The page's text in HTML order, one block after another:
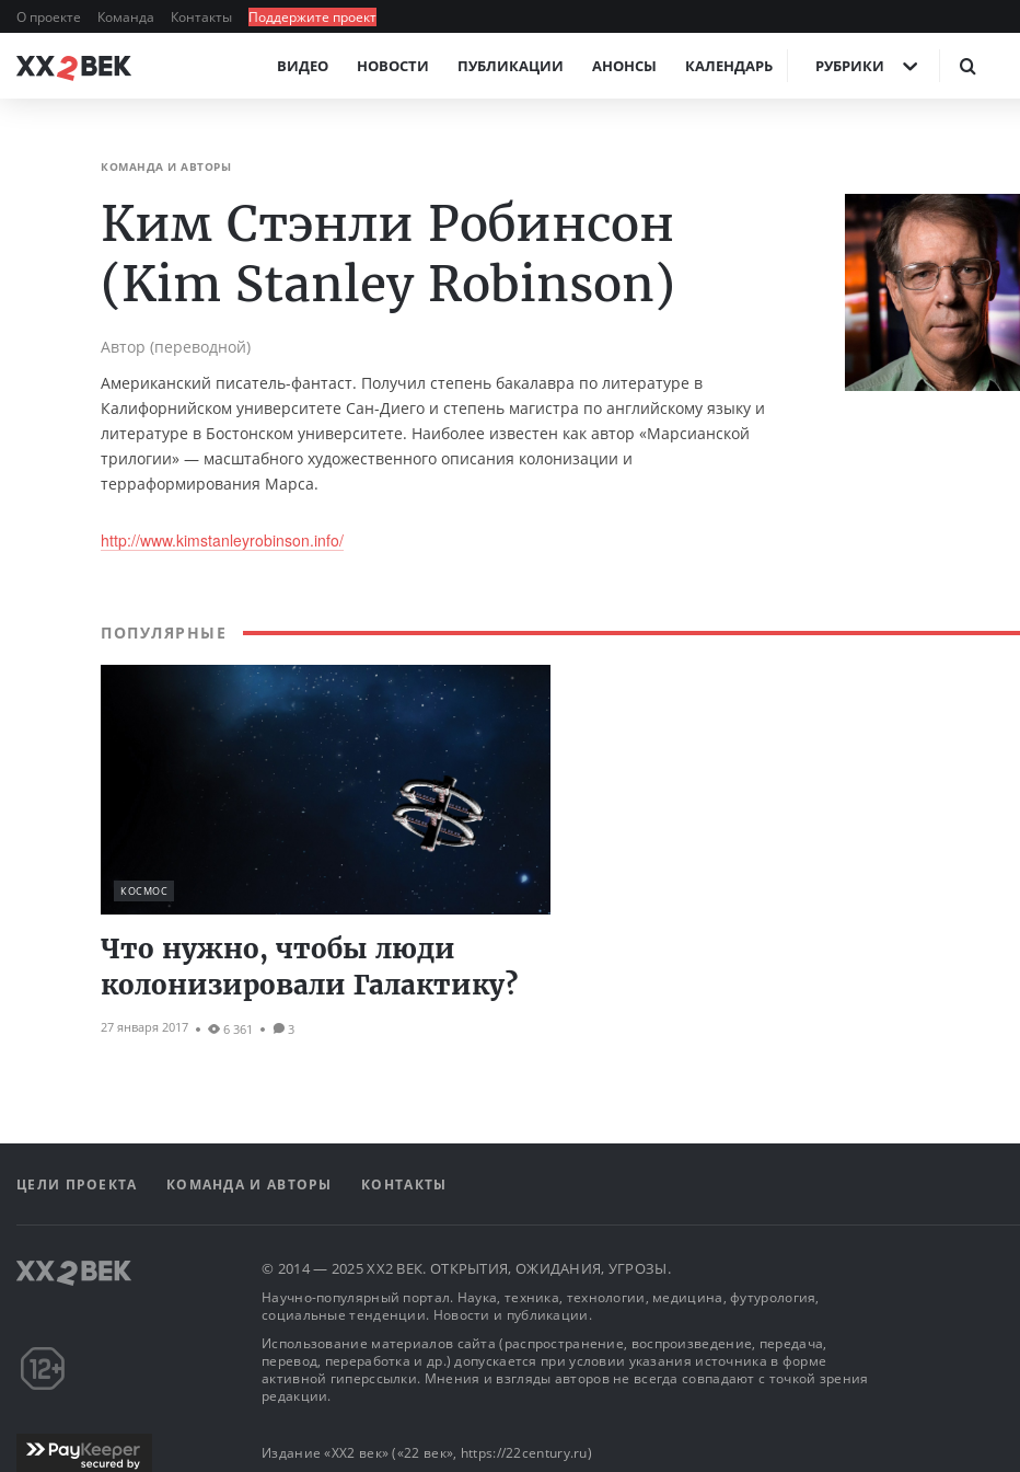
О проекте Команда Контакты Поддержите проект
ВИДЕО НОВОСТИ ПУБЛИКАЦИИ АНОНСЫ КАЛЕНДАРЬ РУБРИКИ
КОМАНДА И АВТОРЫ
Ким Стэнли Робинсон
(Kim Stanley Robinson)
Автор (переводной)
Американский писатель-фантаст. Получил степень бакалавра по литературе в
Калифорнийском университете Сан-Диего и степень магистра по английскому языку и
литературе в Бостонском университете. Наиболее известен как автор «Марсианской
трилогии» — масштабного художественного описания колонизации и
терраформирования Марса.
http://www.kimstanleyrobinson.info/
ПОПУЛЯРНЫЕ
КОСМОС
Что нужно, чтобы люди
колонизировали Галактику?
27 января 2017 6 361 3
ЦЕЛИ ПРОЕКТА КОМАНДА И АВТОРЫ КОНТАКТЫ
© 2014 — 2025 XX2 ВЕК. ОТКРЫТИЯ, ОЖИДАНИЯ, УГРОЗЫ.
Научно-популярный портал. Наука, техника, технологии, медицина, футурология,
социальные тенденции. Новости и публикации.
Использование материалов сайта (распространение, воспроизведение, передача,
перевод, переработка и др.) допускается при условии указания источника в форме
активной гиперссылки. Мнения и взгляды авторов не всегда совпадают с точкой зрения
редакции.
Издание «XX2 век» («22 век», https://22century.ru)